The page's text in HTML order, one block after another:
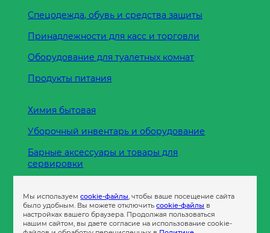
Спецодежда, обувь и средства защиты
Принадлежности для касс и торговли
Оборудование для туалетных комнат
Продукты питания
Химия бытовая
Уборочный инвентарь и оборудование
Барные аксессуары и товары для
сервировки
Пленка
Мы используемcookie-файлы, чтобы ваше посещение сайта
было удобным. Вы можете отключитьcookie-файлы в
настройках вашего браузера. Продолжая пользоваться
нашим сайтом, вы даете согласие на использование cookie-